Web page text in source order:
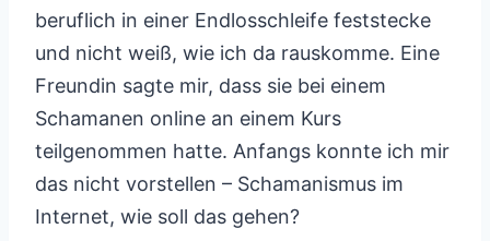
beruflich in einer Endlosschleife feststecke
und nicht weiß, wie ich da rauskomme. Eine
Freundin sagte mir, dass sie bei einem
Schamanen online an einem Kurs
teilgenommen hatte. Anfangs konnte ich mir
das nicht vorstellen – Schamanismus im
Internet, wie soll das gehen?